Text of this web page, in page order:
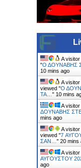
A
"Ο ΔΟΥΝΑΒΗΣ
10 mins ago
A
viewed "Ο
ΤΑ… " 10 mins
A
ΔΟΥΝΑΒΗΣ
mins ago
A
viewed "7
ΣΑΝ… " 20 mins
A
ΑΥΓΟΥΣΤΟΥ
ago